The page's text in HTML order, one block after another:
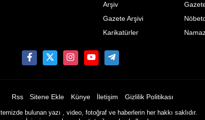
Arşiv
Gazete Arşivi
Karikatürler
Rss Sitene Ekle Künye İletişim Gizlilik Politikası
bulunan yazı , video, fotoğraf ve haberlerin her hakkı saklıdır.